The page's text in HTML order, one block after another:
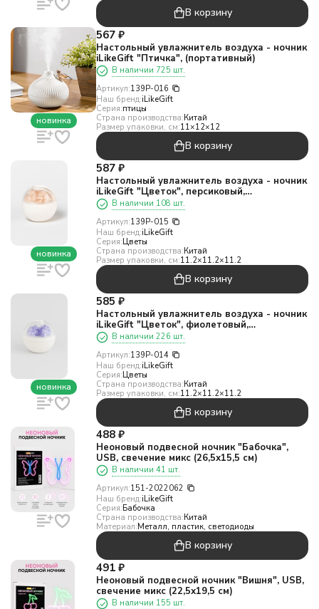
В корзину
новинка
567 ₽
Настольный увлажнитель воздуха - ночник
iLikeGift "Птичка", (портативный)
В наличии 725 шт.
Артикул:139P-016
Наш бренд:iLikeGift
Серия:птицы
Страна производства:Китай
Размер упаковки, см:11×12×12
В корзину
новинка
587 ₽
Настольный увлажнитель воздуха - ночник
iLikeGift "Цветок", персиковый,
(портативный, USB)
В наличии 108 шт.
Артикул:139P-015
Наш бренд:iLikeGift
Серия:Цветы
Страна производства:Китай
Размер упаковки, см:11.2×11.2×11.2
В корзину
новинка
585 ₽
Настольный увлажнитель воздуха - ночник
iLikeGift "Цветок", фиолетовый,
(портативный, USB)
В наличии 226 шт.
Артикул:139P-014
Наш бренд:iLikeGift
Серия:Цветы
Страна производства:Китай
Размер упаковки, см:11.2×11.2×11.2
В корзину
488 ₽
Неоновый подвесной ночник "Бабочка",
USB, свечение микс (26,5х15,5 см)
В наличии 41 шт.
Артикул:151-2022062
Наш бренд:iLikeGift
Серия:Бабочка
Страна производства:Китай
Материал:Металл, пластик, светодиоды
В корзину
491 ₽
Неоновый подвесной ночник "Вишня", USB,
свечение микс (22,5х19,5 см)
В наличии 155 шт.